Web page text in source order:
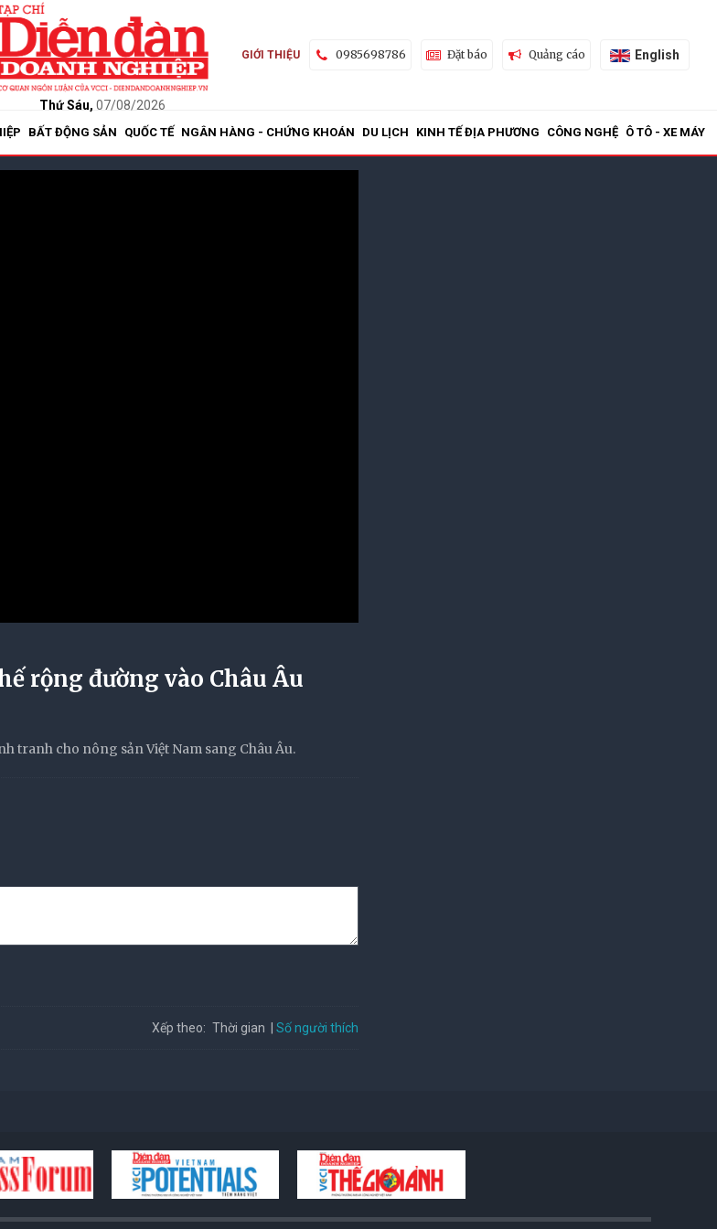
Thứ Sáu, 07/08/2026
GIỚI THIỆU 0985698786 Đặt báo Quảng cáo English
BẤT ĐỘNG SẢN QUỐC TẾ NGÂN HÀNG - CHỨNG KHOÁN DU LỊCH KINH TẾ ĐỊA PHƯƠNG CÔNG NGHỆ Ô TÔ - XE MÁY
rộng đường vào Châu Âu
tranh cho nông sản Việt Nam sang Châu Âu.
Xếp theo: Thời gian Số người thích